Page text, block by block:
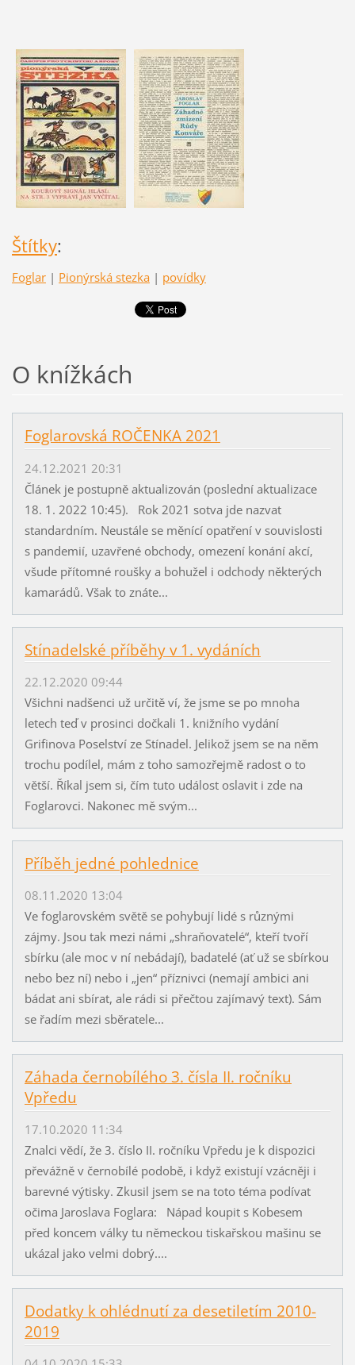
Štítky:
Foglar | Pionýrská stezka | povídky
O knížkách
Foglarovská ROČENKA 2021
24.12.2021 20:31
Článek je postupně aktualizován (poslední aktualizace
18. 1. 2022 10:45). Rok 2021 sotva jde nazvat
standardním. Neustále se měnící opatření v souvislosti
s pandemií, uzavřené obchody, omezení konání akcí,
všude přítomné roušky a bohužel i odchody některých
kamarádů. Však to znáte...
Stínadelské příběhy v 1. vydáních
22.12.2020 09:44
Všichni nadšenci už určitě ví, že jsme se po mnoha
letech teď v prosinci dočkali 1. knižního vydání
Grifinova Poselství ze Stínadel. Jelikož jsem se na něm
trochu podílel, mám z toho samozřejmě radost o to
větší. Říkal jsem si, čím tuto událost oslavit i zde na
Foglarovci. Nakonec mě svým...
Příběh jedné pohlednice
08.11.2020 13:04
Ve foglarovském světě se pohybují lidé s různými
zájmy. Jsou tak mezi námi „shraňovatelé“, kteří tvoří
sbírku (ale moc v ní nebádají), badatelé (ať už se sbírkou
nebo bez ní) nebo i „jen“ příznivci (nemají ambici ani
bádat ani sbírat, ale rádi si přečtou zajímavý text). Sám
se řadím mezi sběratele...
Záhada černobílého 3. čísla II. ročníku
Vpředu
17.10.2020 11:34
Znalci vědí, že 3. číslo II. ročníku Vpředu je k dispozici
převážně v černobílé podobě, i když existují vzácněji i
barevné výtisky. Zkusil jsem se na toto téma podívat
očima Jaroslava Foglara: Nápad koupit s Kobesem
před koncem války tu německou tiskařskou mašinu se
ukázal jako velmi dobrý....
Dodatky k ohlédnutí za desetiletím 2010-
2019